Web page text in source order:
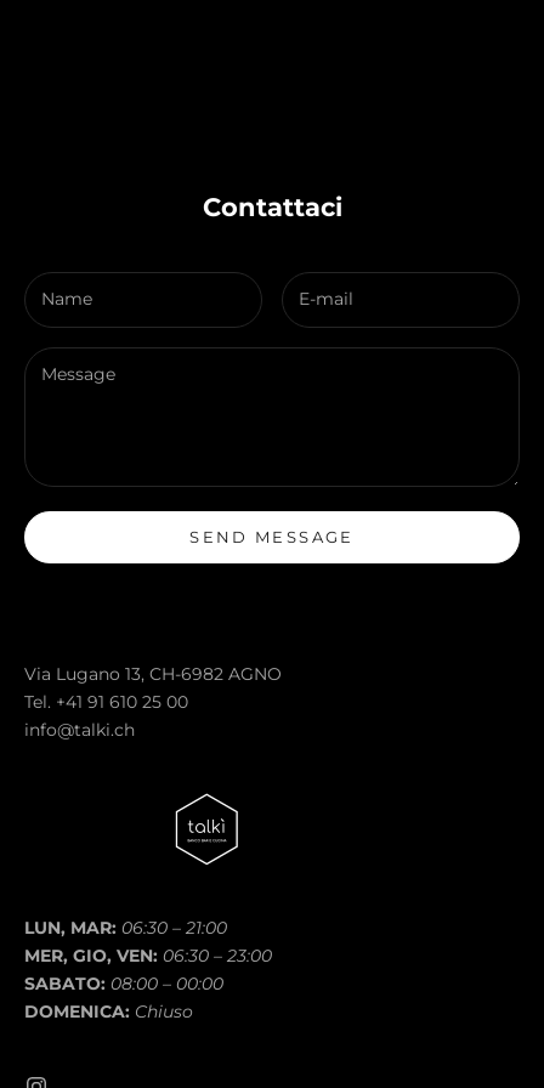
Contattaci
SEND MESSAGE
Via Lugano 13, CH-6982 AGNO
Tel. +41 91 610 25 00
info@talki.ch
LUN, MAR: 06:30 – 21:00
MER, GIO, VEN: 06:30 – 23:00
SABATO: 08:00 – 00:00
DOMENICA: Chiuso